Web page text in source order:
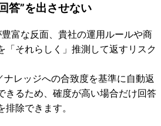
答”を出させない
富な反面、貴社の運用ルールや商
「それらしく」推測して返すリスク
レッジへの合致度を基準に自動返
きるため、確度が高い場合だけ回答
除できます。